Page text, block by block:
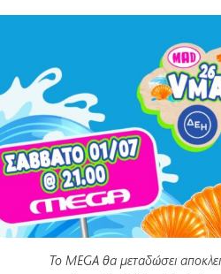
Το MEGA θα μεταδώσει